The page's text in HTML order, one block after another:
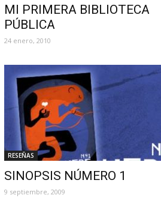
MI PRIMERA BIBLIOTECA
PÚBLICA
24 enero, 2010
RESEÑAS
SINOPSIS NÚMERO 1
9 septiembre, 2009